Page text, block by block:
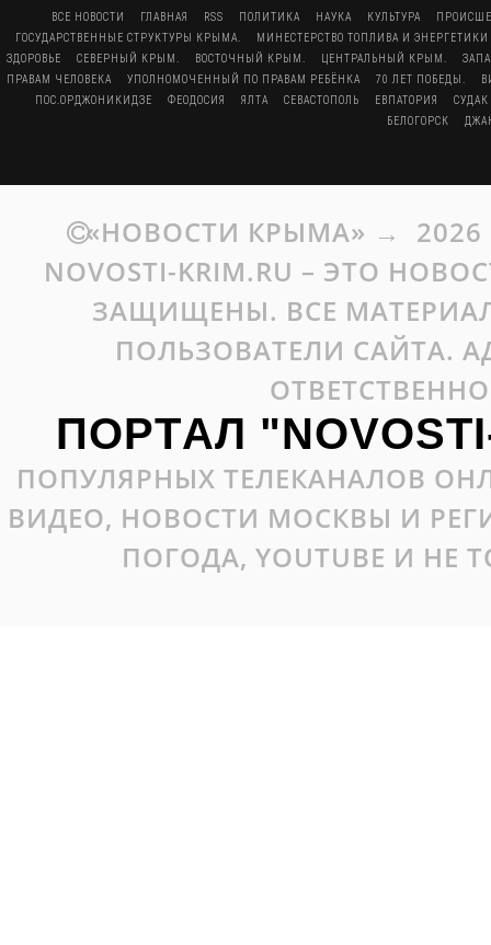
ВСЕ НОВОСТИ ГЛАВНАЯ RSS ПОЛИТИКА НАУКА КУЛЬТУРА
ГОСУДАРСТВЕННЫЕ СТРУКТУРЫ КРЫМА.
МИНЕСТЕРСТВО ТОПЛИВА И
ЗДОРОВЬЕ
СЕВЕРНЫЙ КРЫМ. ВОСТОЧНЫЙ КРЫМ. ЦЕНТРАЛЬНЫЙ КРЫМ.
ПРАВАМ ЧЕЛОВЕКА
УПОЛНОМОЧЕННЫЙ ПО ПРАВАМ РЕБЁНКА 70 ЛЕТ ПОБЕДЫ.
ПОС.ОРДЖОНИКИДЗЕ
ФЕОДОСИЯ ЯЛТА СЕВАСТОПОЛЬ ЕВПАТОРИЯ
СУДАК
БЕЛОГОРСК
«НОВОСТИ КРЫМА» → 2026
NOVOSTI-KRIM.RU – ЭТО
ЗАЩИЩЕНЫ. ВСЕ
ПОЛЬЗОВАТЕЛИ САЙТА.
ПОРТАЛ
ПОПУЛЯРНЫХ ТЕЛЕКАНАЛОВ
ВИДЕО, НОВОСТИ МОСКВЫ И
ПОГОДА, YOUTUBE И